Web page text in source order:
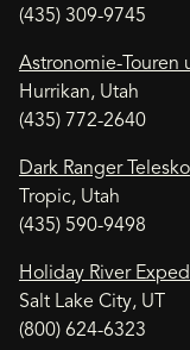
(435) 309-9745
Astronomie-Touren
Hurrikan, Utah
(435) 772-2640
Dark Ranger
Tropic, Utah
(435) 590-9498
Holiday River
Salt Lake City, UT
(800) 624-6323